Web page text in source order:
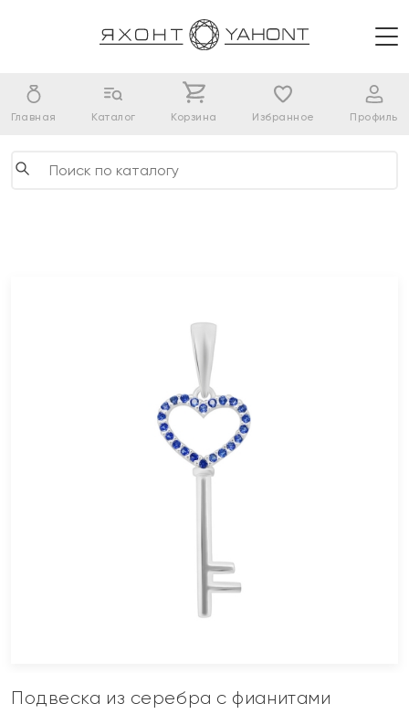
Главная Каталог Корзина Избранное Профиль
Подвеска из серебра с фианитами